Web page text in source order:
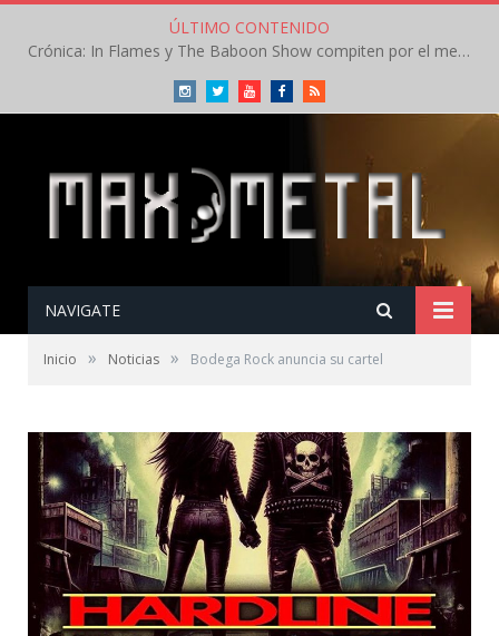
ÚLTIMO CONTENIDO
Crónica: In Flames y The Baboon Show compiten por el mejor concierto del día en el Leyendas del Rock – Viernes – Agosto 2026
InstagramTwitterYoutubeFacebookRSS
NAVIGATE
Inicio » Noticias » Bodega Rock anuncia su cartel